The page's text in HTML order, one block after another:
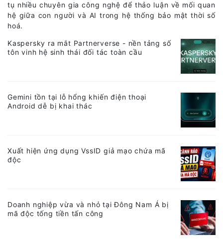
tụ nhiều chuyên gia công nghệ để thảo luận về mối quan
hệ giữa con người và AI trong hệ thống bảo mật thời số
hoá.
Kaspersky ra mắt Partnerverse - nền tảng số
tôn vinh hệ sinh thái đối tác toàn cầu
Gemini tồn tại lỗ hổng khiến điện thoại
Android dễ bị khai thác
Xuất hiện ứng dụng VssID giả mạo chứa mã
độc
Doanh nghiệp vừa và nhỏ tại Đông Nam Á bị
mã độc tống tiền tấn công